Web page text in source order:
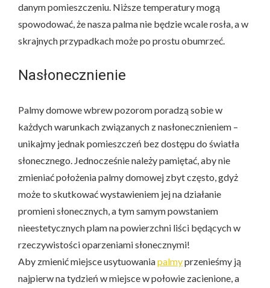
danym pomieszczeniu. Niższe temperatury mogą
spowodować, że nasza palma nie będzie wcale rosła, a w
skrajnych przypadkach może po prostu obumrzeć.
Nasłonecznienie
Palmy domowe wbrew pozorom poradzą sobie w
każdych warunkach związanych z nasłonecznieniem –
unikajmy jednak pomieszczeń bez dostępu do światła
słonecznego. Jednocześnie należy pamiętać, aby nie
zmieniać położenia palmy domowej zbyt często, gdyż
może to skutkować wystawieniem jej na działanie
promieni słonecznych, a tym samym powstaniem
nieestetycznych plam na powierzchni liści będących w
rzeczywistości oparzeniami słonecznymi!
Aby zmienić miejsce usytuowaniapalmyprzenieśmy ją
najpierw na tydzień w miejsce w połowie zacienione, a